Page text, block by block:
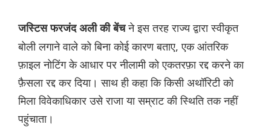
जस्टिस फरजंद अली की बेंचने इस तरह राज्य द्वारा स्वीकृत
बोली लगाने वाले को बिना कोई कारण बताए, एक आंतरिक
फ़ाइल नोटिंग के आधार पर नीलामी को एकतरफ़ा रद्द करने का
फ़ैसला रद्द कर दिया। साथ ही कहा कि किसी अथॉरिटी को
मिला विवेकाधिकार उसे राजा या सम्राट की स्थिति तक नहीं
पहुंचाता।